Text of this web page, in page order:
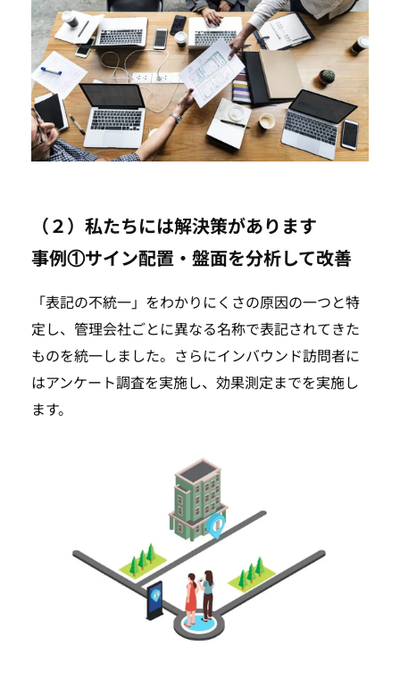
（２）私たちには解決策があります
事例①サイン配置・盤面を分析して改善
「表記の不統一」をわかりにくさの原因の一つと特
定し、管理会社ごとに異なる名称で表記されてきた
ものを統一しました。さらにインバウンド訪問者に
はアンケート調査を実施し、効果測定までを実施し
ます。